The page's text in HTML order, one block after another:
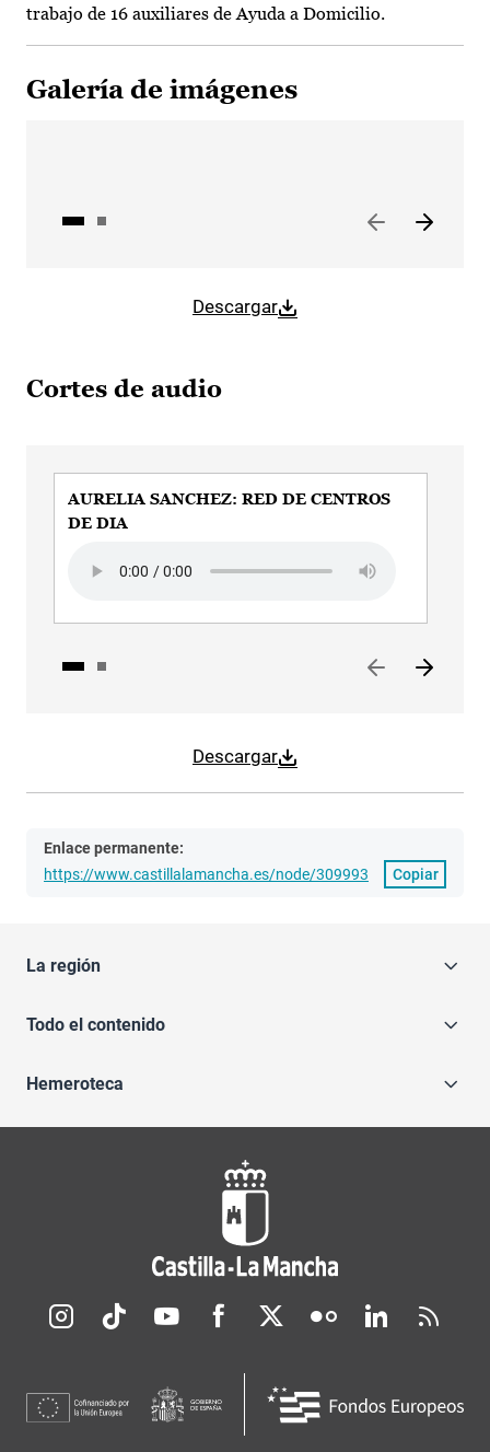
trabajo de 16 auxiliares de Ayuda a Domicilio.
Galería de imágenes
Descargar
Cortes de audio
Descargar
AURELIA SANCHEZ: RED DE CENTROS
DE DIA
Enlace permanente:
https://www.castillalamancha.es/node/309993
Copiar
La región
Todo el contenido
Hemeroteca
Redes sociales JCCM